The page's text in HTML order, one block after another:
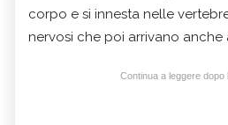
corpo e si innesta nelle
nervosi che poi arrivano anche
Continua a leggere dopo